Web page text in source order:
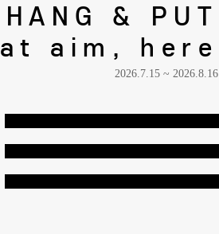
HANG & PUT
at aim, here
2026.7.15 ~ 2026.8.16